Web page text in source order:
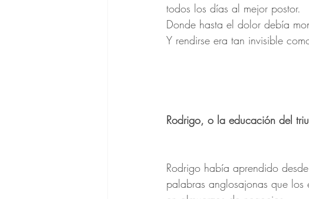
todos los días al mejor postor.
Donde hasta el dolor debía
Y rendirse era tan invisible
Rodrigo, o la educación del
Rodrigo había aprendido
palabras anglosajonas que los